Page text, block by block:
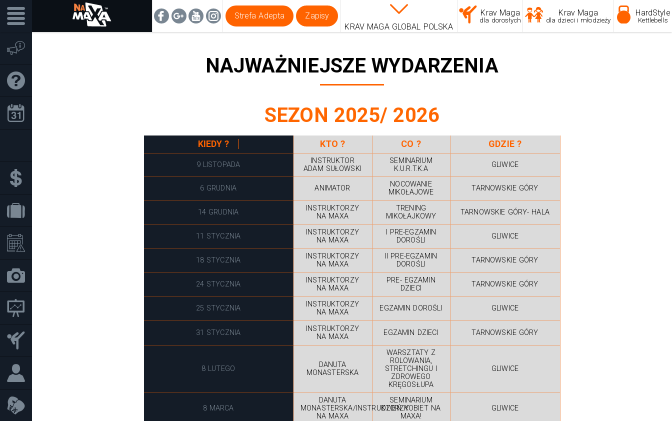
NAJWAŻNIEJSZE WYDARZENIA
SEZON 2025/ 2026
KIEDY ? KTO ? CO ? GDZIE ?
9 LISTOPADA
INSTRUKTOR
ADAM SUŁOWSKI
SEMINARIUM
K.U.R.T.K.A
GLIWICE
6 GRUDNIA ANIMATOR
NOCOWANIE
MIKOŁAJOWE
TARNOWSKIE GÓRY
14 GRUDNIA
INSTRUKTORZY
NA MAXA
TRENING
MIKOŁAJKOWY
TARNOWSKIE GÓRY- HALA
11 STYCZNIA
INSTRUKTORZY
NA MAXA
I PRE-EGZAMIN
DOROŚLI
GLIWICE
18 STYCZNIA
INSTRUKTORZY
NA MAXA
II PRE-EGZAMIN
DOROŚLI
TARNOWSKIE GÓRY
24 STYCZNIA
INSTRUKTORZY
NA MAXA
PRE- EGZAMIN
DZIECI
TARNOWSKIE GÓRY
25 STYCZNIA
INSTRUKTORZY
NA MAXA
EGZAMIN DOROŚLI GLIWICE
31 STYCZNIA
INSTRUKTORZY
NA MAXA
EGZAMIN DZIECI TARNOWSKIE GÓRY
8 LUTEGO
DANUTA
MONASTERSKA
WARSZTATY Z
ROLOWANIA,
STRETCHINGU I
ZDROWEGO
KRĘGOSŁUPA
GLIWICE
8 MARCA
DANUTA
MONASTERSKA/INSTRUKTORZY
NA MAXA
SEMINARIUM
DZIEŃ KOBIET NA
MAXA!
GLIWICE
Strefa Adepta
Zapisy
KRAV MAGA GLOBAL POLSKA
Krav Maga
dla dorosłych
Krav Maga
dla dzieci i młodzieży
HardStyle
Kettlebells